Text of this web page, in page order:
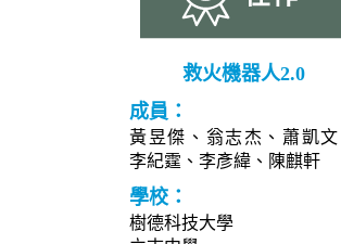
救火機器人2.0
成員：
黃昱傑、翁志杰、蕭凱文
李紀霆、李彥緯、陳麒軒
學校：
樹德科技大學